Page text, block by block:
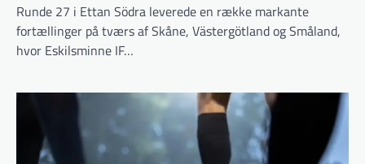
Runde 27 i Ettan Södra leverede en række markante
fortællinger på tværs af Skåne, Västergötland og Småland,
hvor Eskilsminne IF…